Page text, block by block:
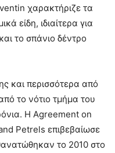
χαρακτήριζε τα
είδη, ιδιαίτερα για
το σπάνιο δέντρο
και περισσότερα από
το νότιο τμήμα του
Η Agreement on
Petrels επιβεβαίωσε
το 2010 στο